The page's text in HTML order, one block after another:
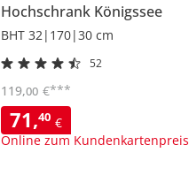
Hochschrank Königssee
BHT 32|170|30 cm
52
71,40 €
Online zum Kundenkartenpreis
119,00 €***